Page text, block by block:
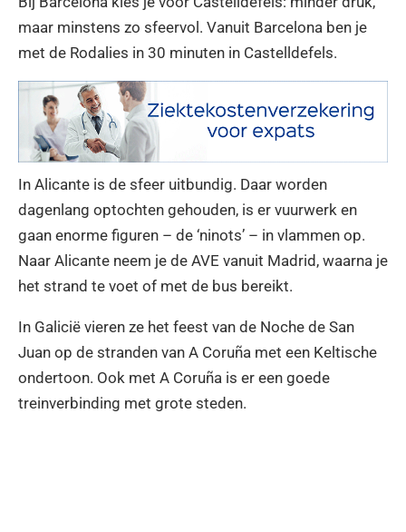
maar minstens zo sfeervol. Vanuit Barcelona ben je
met de Rodalies in 30 minuten in Castelldefels.
In Alicante is de sfeer uitbundig. Daar worden
dagenlang optochten gehouden, is er vuurwerk en
gaan enorme figuren – de ‘ninots’ – in vlammen op.
Naar Alicante neem je de AVE vanuit Madrid, waarna je
het strand te voet of met de bus bereikt.
In Galicië vieren ze het feest van de Noche de San
Juan op de stranden van A Coruña met een Keltische
ondertoon. Ook met A Coruña is er een goede
treinverbinding met grote steden.